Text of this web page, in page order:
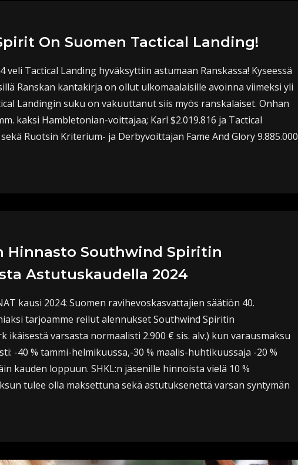
On Suomen Tactical Landing!
veli Tactical Landing hyväksyttiin astumaan Ranskassa! Kyseessä
Ranskan kantakirja on ollut ulkomaalaisille avoinna viimeksi yli
Landingin suku on vakuuttanut siis myös ranskalaiset. Onhan
kaksi Hambletonian-voittajaa; Karl $2.019.816 ja Tactical
Ruotsin Kriterium- ja Derbyvoittajan Fame And Glory 9.885.000
Hinnasto Southwind Spiritin
Astutuskaudella 2024
kausi 2024: Suomen ravihevoskasvattajien säätiön 40.
tarjoamme reilut alennukset Southwind Spiritin
ikäisestä varsasta normaalisti 2.900 € sis. alv.) kun varausmaksu
-40 % tammi-helmikuussa,-30 % maalis-huhtikuussaja -20 %
kauden loppuun. SHKL:n jäsenille hinnoista vielä 10 %
tulee olla maksettuna sekä astutuksenettä varsan syntymän